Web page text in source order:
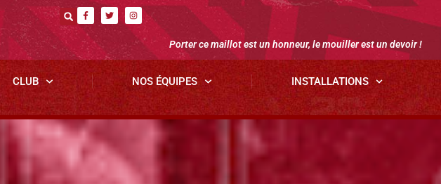
Porter ce maillot est un honneur, le mouiller est un devoir !
CLUB NOS ÉQUIPES INSTALLATIONS